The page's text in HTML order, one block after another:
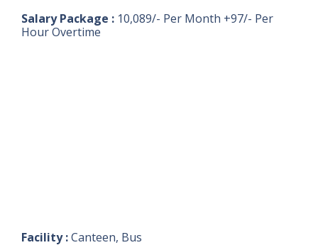
Salary Package : 10,089/- Per Month +97/- Per
Hour Overtime
Facility :Canteen, Bus